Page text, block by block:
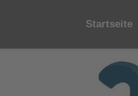
Startseite